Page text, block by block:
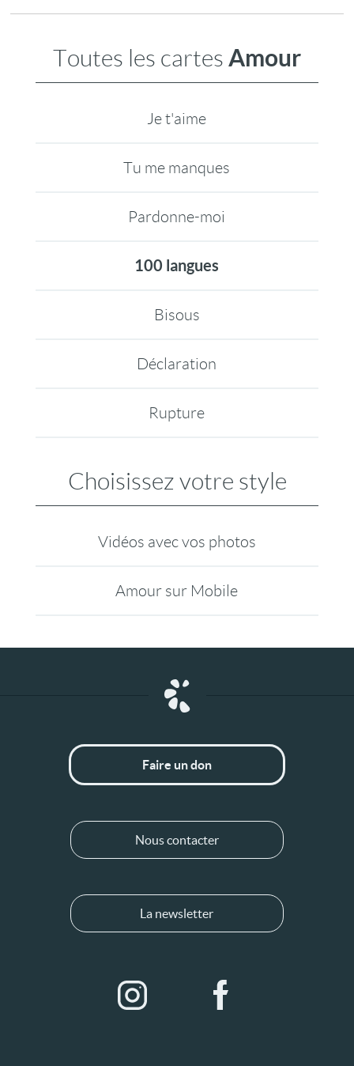
Toutes les cartes Amour
Je t'aime
Tu me manques
Pardonne-moi
100 langues
Bisous
Déclaration
Rupture
Choisissez votre style
Vidéos avec vos photos
Amour sur Mobile
Faire un don
Nous contacter
La newsletter